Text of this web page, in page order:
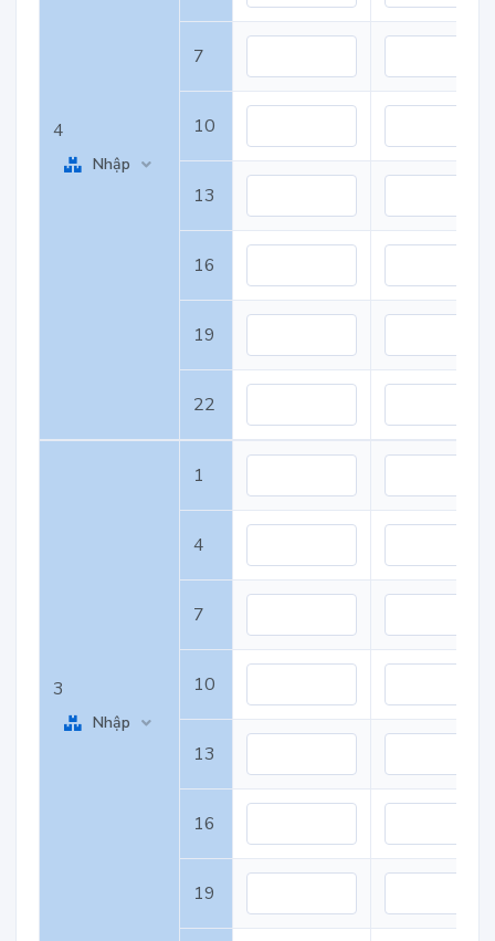
4
Nhập
7
10
13
16
19
22
3
Nhập
1
4
7
10
13
16
19